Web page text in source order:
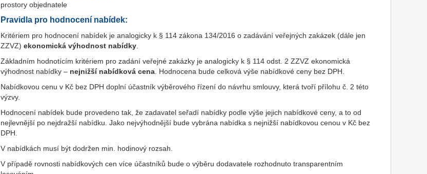
prostory objednatele
Pravidla pro hodnocení nabídek:
Kritériem pro hodnocení nabídek je analogicky k § 114 zákona 134/2016 o zadávání veřejných zakázek (dále jen
ZZVZ)ekonomická výhodnost nabídky
Základním hodnotícím kritériem pro zadání veřejné zakázky je analogicky k § 114 odst. 2 ZZVZ ekonomická
výhodnost nabídky – nejnižší nabídková cena . Hodnocena bude celková výše nabídkové ceny bez DPH.
Nabídkovou cenu v Kč bez DPH doplní účastník výběrového řízení do návrhu smlouvy, která tvoří přílohu č. 2 této
výzvy.
Hodnocení nabídek bude provedeno tak, že zadavatel seřadí nabídky podle výše jejich nabídkové ceny, a to od
nejlevnější po nejdražší nabídku. Jako nejvýhodnější bude vybrána nabídka s nejnižší nabídkovou cenou v Kč bez
DPH.
V nabídkách musí být dodržen min. hodinový rozsah.
V případě rovnosti nabídkových cen více účastníků bude o výběru dodavatele rozhodnuto transparentním